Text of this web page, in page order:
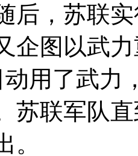
后，苏联
企图以武
动用了武力
苏联军队
。